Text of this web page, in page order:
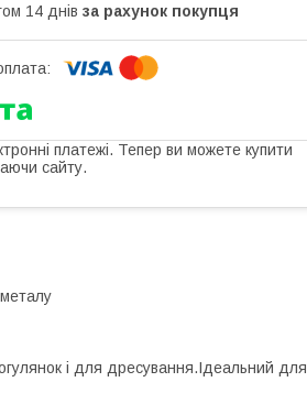
14 днів за рахунок покупця
платежі. Тепер ви можете купити
сайту.
і для дресування.Ідеальний для